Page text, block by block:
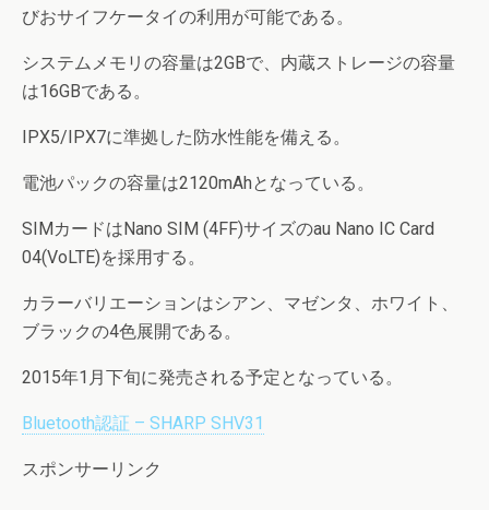
びおサイフケータイの利用が可能である。
システムメモリの容量は2GBで、内蔵ストレージの容量
は16GBである。
IPX5/IPX7に準拠した防水性能を備える。
電池パックの容量は2120mAhとなっている。
SIMカードはNano SIM (4FF)サイズのau Nano IC Card
04(VoLTE)を採用する。
カラーバリエーションはシアン、マゼンタ、ホワイト、
ブラックの4色展開である。
2015年1月下旬に発売される予定となっている。
Bluetooth認証 – SHARP SHV31
スポンサーリンク